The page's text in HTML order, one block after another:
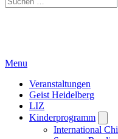
nach:
Menu
Veranstaltungen
Geist Heidelberg
LIZ
Kinderprogramm
International